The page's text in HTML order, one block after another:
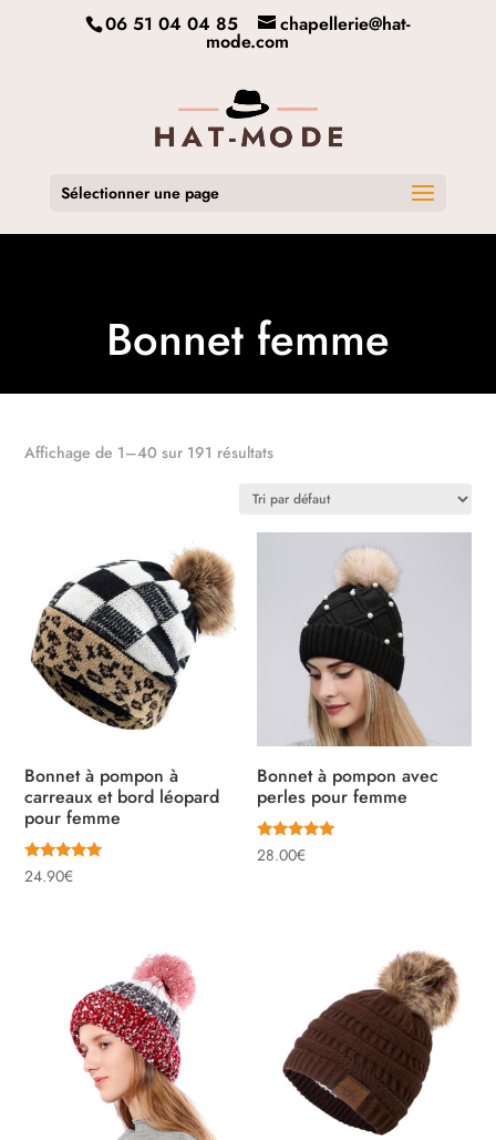
06 51 04 04 85 chapellerie@hat-
mode.com
Sélectionner une page
Bonnet femme
Affichage de 1–40 sur 191 résultats
Bonnet à pompon à
carreaux et bord léopard
pour femme
Note
5.00
24.90€
Bonnet à pompon avec
perles pour femme
Note
5.00
28.00€